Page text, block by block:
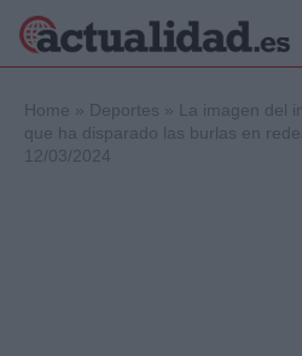
Home » Deportes »
La imagen del
que ha disparado las burlas en
12/03/2024